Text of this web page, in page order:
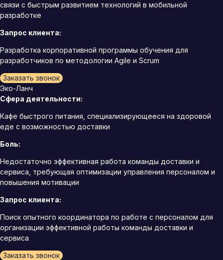
связи с быстрым развитием технологий в мобильной
разработке
Запрос клиента:
Разработка корпоративной программы обучения для
разработчиков по методологии Agile и Scrum
Заказать звонок
Эко-Ланч
Сфера деятельности:
Кафе быстрого питания, специализирующееся на здоровой
еде с возможностью доставки
Боль:
Недостаточно эффективная работа команды доставки и
сервиса, требующая оптимизации управления персоналом и
повышения мотивации
Запрос клиента:
Поиск опытного координатора по работе с персоналом для
организации эффективной работы команды доставки и
сервиса
Заказать звонок